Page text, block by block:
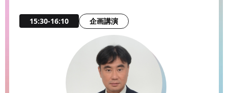
15:30-16:10 企画講演